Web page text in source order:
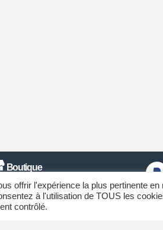
Boutique
Contact
Passe Perdu
offrir l'expérience la plus pertinente
à l'utilisation de TOUS les
contrôlé.